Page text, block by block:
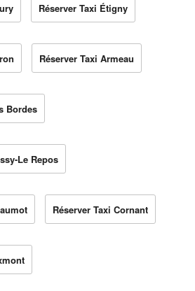
Réserver Taxi Étigny
Réserver Taxi Armeau
Bordes
Le Repos
Réserver Taxi Cornant